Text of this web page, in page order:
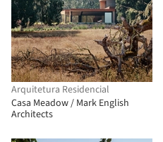
Arquitetura Residencial
Casa Meadow / Mark English
Architects